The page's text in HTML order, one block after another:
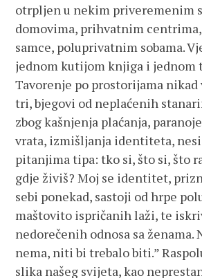
otrpljen u nekim priveremenim
domovima, prihvatnim
samce, poluprivatnim sobama.
jednom kutijom knjiga i jednom
Tavorenje po prostorijama nikad
tri, bjegovi od neplaćenih
zbog kašnjenja plaćanja,
vrata, izmišljanja identiteta,
pitanjima tipa: tko si, što si, što
gdje živiš? Moj se identitet,
sebi ponekad, sastoji od hrpe
maštovito ispričanih laži, te
nedorečenih odnosa sa ženama.
nema, niti bi trebalo biti.”
slika našeg svijeta, kao